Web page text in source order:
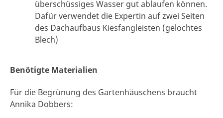
überschüssiges Wasser gut ablaufen können.
Dafür verwendet die Expertin auf zwei Seiten
des Dachaufbaus Kiesfangleisten (gelochtes
Blech)
Benötigte Materialien
Für die Begrünung des Gartenhäuschens braucht
Annika Dobbers: